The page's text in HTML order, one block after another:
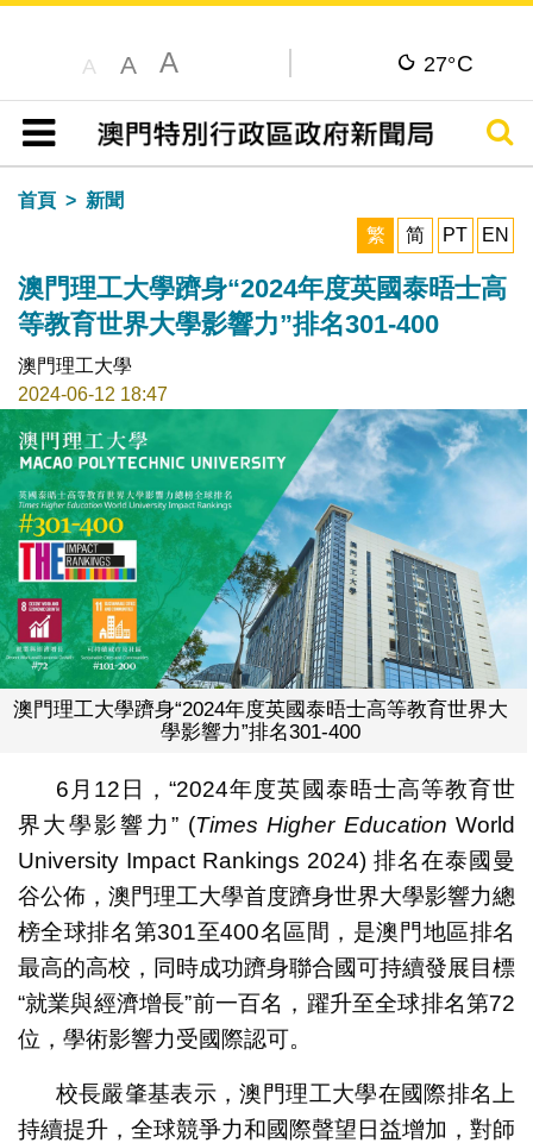
A A A 27°C
目錄
搜尋
首頁
新聞
繁
简 PT EN
澳門理工大學躋身“2024年度英國泰晤士高
等教育世界大學影響力”排名301-400
澳門理工大學
2024-06-12 18:47
澳門理工大學躋身“2024年度英國泰晤士高等教育世界大
學影響力”排名301-400
6月12日，“2024年度英國泰晤士高等教育世
界大學影響力” (Times Higher Education World
University Impact Rankings 2024) 排名在泰國曼
谷公佈，澳門理工大學首度躋身世界大學影響力總
榜全球排名第301至400名區間，是澳門地區排名
最高的高校，同時成功躋身聯合國可持續發展目標
“就業與經濟增長”前一百名，躍升至全球排名第72
位，學術影響力受國際認可。
校長嚴肇基表示，澳門理工大學在國際排名上
持續提升，全球競爭力和國際聲望日益增加，對師